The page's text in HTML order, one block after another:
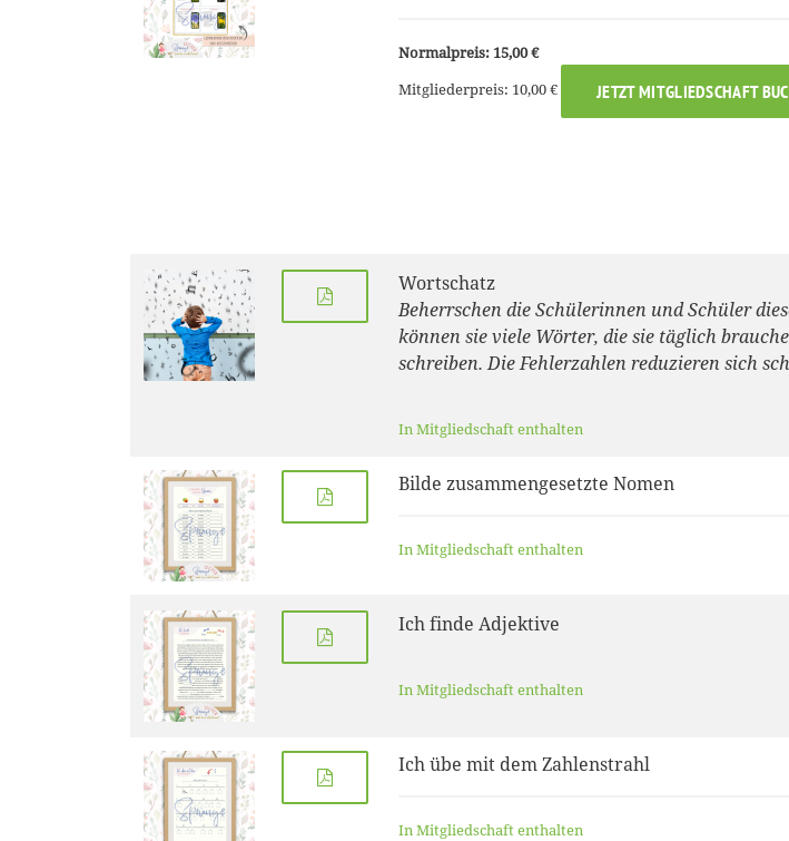
Normalpreis: 15,00 €
Mitgliederpreis: 10,00 €
JETZT MITGLIEDSCHAFT
Wortschatz
Beherrschen die Schülerinnen und Schüler
können sie viele Wörter, die sie täglich
schreiben. Die Fehlerzahlen reduzieren sich
In Mitgliedschaft enthalten
Bilde zusammengesetzte Nomen
In Mitgliedschaft enthalten
Ich finde Adjektive
In Mitgliedschaft enthalten
Ich übe mit dem Zahlenstrahl
In Mitgliedschaft enthalten